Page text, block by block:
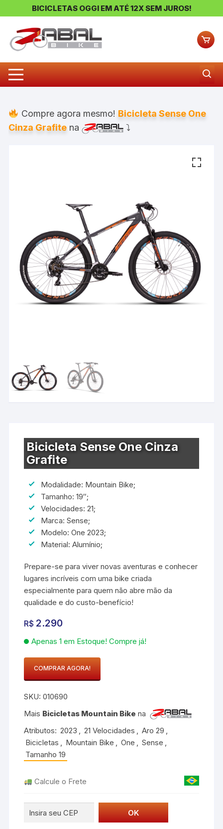
BICICLETAS OGGI EM ATÉ 12X SEM JUROS!
Compre agora mesmo! Bicicleta Sense One
Cinza Grafite na ⤵
Bicicleta Sense One Cinza
Grafite
Modalidade: Mountain Bike;
Tamanho: 19″;
Velocidades: 21;
Marca: Sense;
Modelo: One 2023;
Material: Alumínio;
Prepare-se para viver novas aventuras e conhecer
lugares incríveis com uma bike criada
especialmente para quem não abre mão da
qualidade e do custo-benefício!
R$ 2.290
Apenas 1 em Estoque! Compre já!
One
Cinza
quantidade
COMPRAR AGORA!
SKU:010690
Mais Bicicletas Mountain Bike na
Atributos: 2023 , 21 Velocidades , Aro 29 ,
Bicicletas , Mountain Bike , One , Sense ,
Tamanho 19
Calcule o Frete